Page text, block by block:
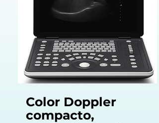
Color Doppler
compacto,